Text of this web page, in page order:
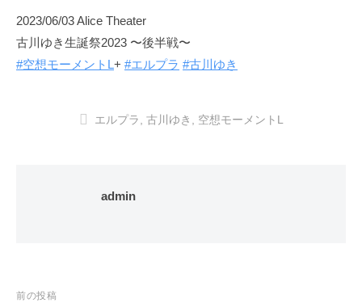
2023/06/03 Alice Theater
古川ゆき生誕祭2023 〜後半戦〜
#空想モーメントL+ #エルプラ #古川ゆき
エルプラ 古川ゆき 空想モーメントL
admin
投
前の投稿